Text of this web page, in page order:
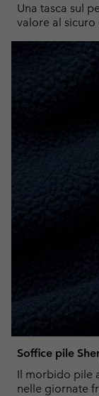
Una tasca sul
valore al
Soffice pile
Il morbido pile
nelle giornate